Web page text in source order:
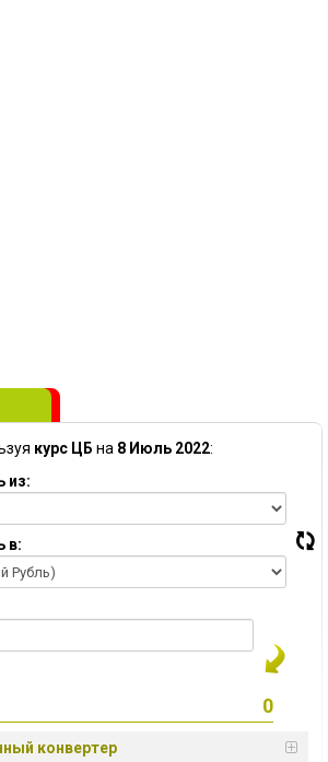
курс ЦБ на 8 Июль 2022:
из:
в:
конвертер